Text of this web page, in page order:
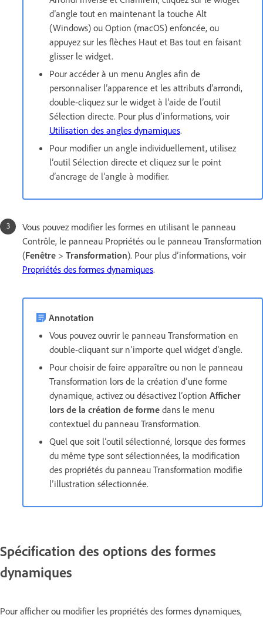
d’angle tout en maintenant la touche Alt
(Windows) ou Option (macOS) enfoncée, ou
appuyez sur les flèches Haut et Bas tout en faisant
glisser le widget.
Pour accéder à un menu Angles afin de
personnaliser l’apparence et les attributs d’arrondi,
double-cliquez sur le widget à l’aide de l’outil
Sélection directe. Pour plus d’informations, voir
Utilisation des angles dynamiques.
Pour modifier un angle individuellement, utilisez
l’outil Sélection directe et cliquez sur le point
d’ancrage de l’angle à modifier.
Vous pouvez modifier les formes en utilisant le panneau
Contrôle, le panneau Propriétés ou le panneau Transformation
(Fenêtre > Transformation). Pour plus d’informations, voir
Propriétés des formes dynamiques.
Annotation
Vous pouvez ouvrir le panneau Transformation en
double-cliquant sur n’importe quel widget d’angle.
Pour choisir de faire apparaître ou non le panneau
Transformation lors de la création d’une forme
dynamique, activez ou désactivez l’option Afficher
lors de la création de forme dans le menu
contextuel du panneau Transformation.
Quel que soit l’outil sélectionné, lorsque des formes
du même type sont sélectionnées, la modification
des propriétés du panneau Transformation modifie
l’illustration sélectionnée.
Spécification des options des formes
dynamiques
Pour afficher ou modifier les propriétés des formes dynamiques,